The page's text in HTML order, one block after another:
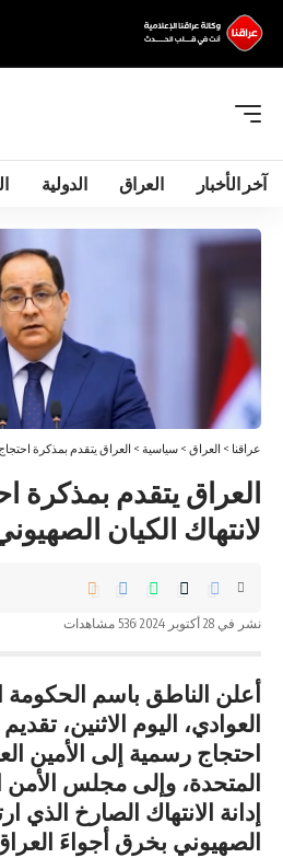
آخر الأخبار العراق الدولية
عراقنا > العراق > سياسية > العراق يتقدم بمذكرة
العراق يتقدم بمذكرة
لانتهاك الكيان
نشر في 28 أكتوبر 2024 536 مشاهدات
أعلن الناطق باسم الحكومة
العوادي، اليوم الاثنين،
احتجاج رسمية إلى الأمين
المتحدة، وإلى مجلس
إدانة الانتهاك الصارخ الذي
الصهيوني بخرق أجواءَ